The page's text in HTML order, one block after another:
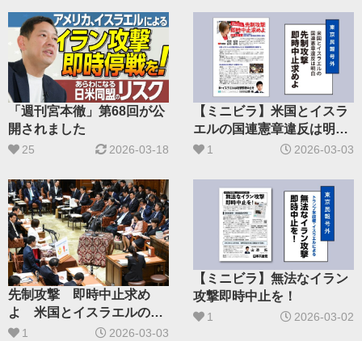
「週刊宮本徹」第68回が公
開されました
25 2026-03-18
【ミニビラ】米国とイスラ
エルの国連憲章違反は明白
─先制攻撃即時中止求めよ
1 2026-03-03
先制攻撃 即時中止求め
よ 米国とイスラエルの国
連憲章違反は明白
1 2026-03-03
【ミニビラ】無法なイラン
攻撃即時中止を！
1 2026-03-02